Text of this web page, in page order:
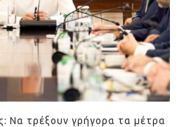
Να τρέξουν γρήγορα τα μέτρα